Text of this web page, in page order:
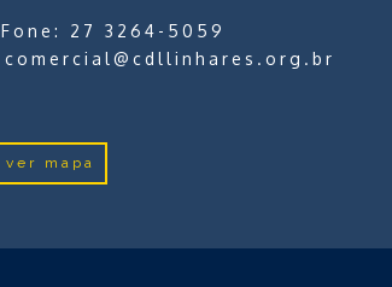
Fone: 27 3264-5059
comercial@cdllinhares.org.br
ver mapa